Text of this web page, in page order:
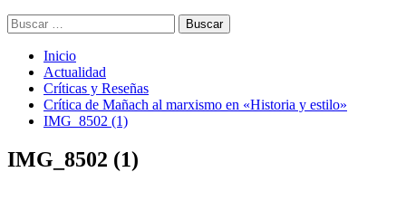
Buscar:
Inicio
Actualidad
Críticas y Reseñas
Crítica de Mañach al marxismo en «Historia y estilo»
IMG_8502 (1)
IMG_8502 (1)